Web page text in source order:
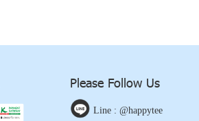
Please Follow Us
Line : @happytee